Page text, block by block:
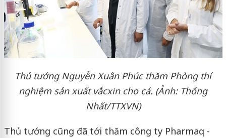
Thủ tướng Nguyễn Xuân Phúc thăm Phòng thí
nghiệm sản xuất vắcxin cho cá. (Ảnh: Thống
Nhất/TTXVN)
Thủ tướng cũng đã tới thăm công ty Pharmaq -